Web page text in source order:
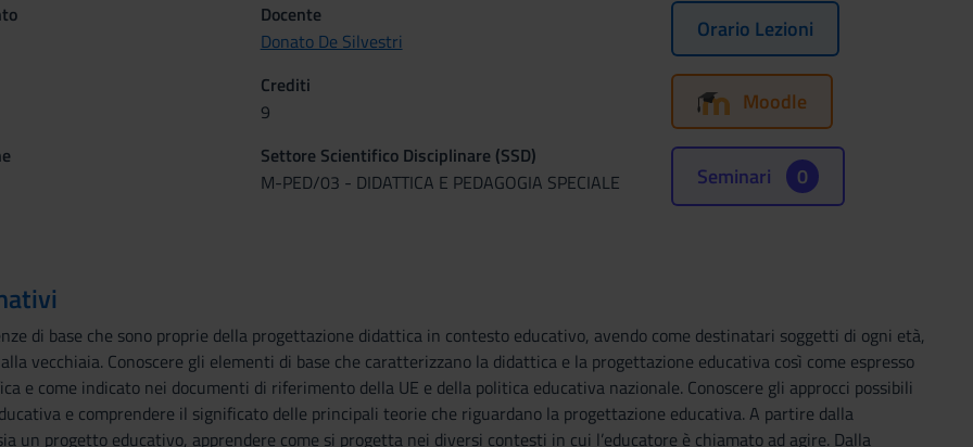
Docente
Donato De Silvestri
Crediti
9
Settore Scientifico Disciplinare (SSD)
M-PED/03 - DIDATTICA E PEDAGOGIA SPECIALE
Orario Lezioni
Moodle
Seminari 0
di base che sono proprie della progettazione didattica in contesto educativo, avendo come destinatari soggetti di ogni età,
vecchiaia. Conoscere gli elementi di base che caratterizzano la didattica e la progettazione educativa così come espresso
e come indicato nei documenti di riferimento della UE e della politica educativa nazionale. Conoscere gli approcci possibili
e comprendere il significato delle principali teorie che riguardano la progettazione educativa. A partire dalla
un progetto educativo, apprendere come si progetta nei diversi contesti in cui l’educatore è chiamato ad agire. Dalla